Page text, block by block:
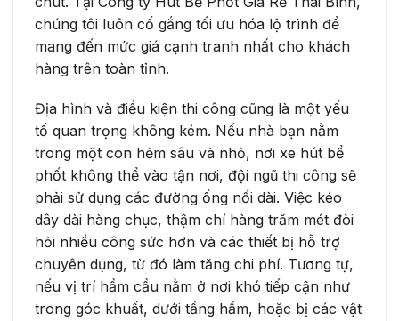
chúng tôi luôn cố gắng tối ưu hóa lộ trình để
mang đến mức giá cạnh tranh nhất cho khách
hàng trên toàn tỉnh.
Địa hình và điều kiện thi công cũng là một yếu
tố quan trọng không kém. Nếu nhà bạn nằm
trong một con hẻm sâu và nhỏ, nơi xe hút bể
phốt không thể vào tận nơi, đội ngũ thi công sẽ
phải sử dụng các đường ống nối dài. Việc kéo
dây dài hàng chục, thậm chí hàng trăm mét đòi
hỏi nhiều công sức hơn và các thiết bị hỗ trợ
chuyên dụng, từ đó làm tăng chi phí. Tương tự,
nếu vị trí hầm cầu nằm ở nơi khó tiếp cận như
trong góc khuất, dưới tầng hầm, hoặc bị các vật